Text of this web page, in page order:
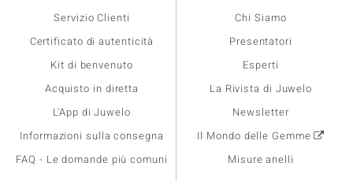
Servizio Clienti
Certificato di autenticità
Kit di benvenuto
Acquisto in diretta
L'App di Juwelo
Informazioni sulla consegna
FAQ - Le domande più comuni
Chi Siamo
Presentatori
Esperti
La Rivista di Juwelo
Newsletter
Il Mondo delle Gemme
Misure anelli